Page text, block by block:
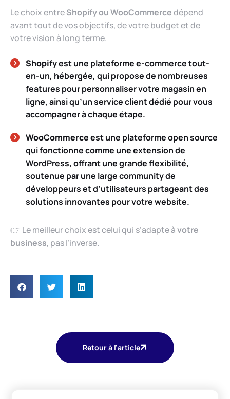
Le choix entreShopify ou WooCommercedépend
avant tout de vos objectifs, de votre budget et de
votre vision à long terme.
Shopifyest une plateforme e-commerce tout-
en-un, hébergée, qui propose de nombreuses
features pour personnaliser votre magasin en
ligne, ainsi qu’un service client dédié pour vous
accompagner à chaque étape.
WooCommerceest une plateforme open source
qui fonctionne comme une extension de
WordPress, offrant une grande flexibilité,
soutenue par une large community de
développeurs et d’utilisateurs partageant des
solutions innovantes pour votre website.
👉 Le meilleur choix est celui qui s’adapte àvotre
business, pas l’inverse.
Retour à l'article